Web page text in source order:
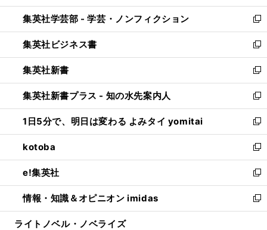
開
く
ウ
で
開
く
ン
ド
ウ
で
開
く
ウ
ィ
ン
ド
ウ
で
開
く
集英社学芸部 - 学芸・ノンフィクション
新
し
い
ウ
ィ
ン
ド
ウ
で
開
く
集英社ビジネス書
新
し
い
ウ
ィ
ン
ド
ウ
で
開
く
集英社新書
新
し
い
ウ
ィ
ン
ド
ウ
で
開
く
集英社新書プラス - 知の水先案内人
新
し
い
ウ
ィ
ン
ド
ウ
で
開
1日5分で、明日は変わる よみタイ yomitai
新
し
い
ウ
ィ
ン
ド
ウ
kotoba
新
し
い
ウ
ィ
ン
e!集英社
新
し
い
ウ
情報・知識＆オピニオン imidas
新
し
ライトノベル・ノベライズ